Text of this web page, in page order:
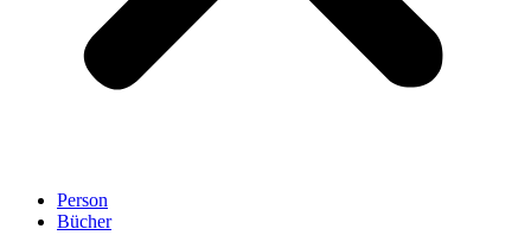
Person
Bücher